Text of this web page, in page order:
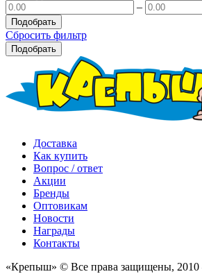
–
Подобрать
Сбросить фильтр
Подобрать
Доставка
Как купить
Вопрос / ответ
Акции
Бренды
Оптовикам
Новости
Награды
Контакты
«Крепыш» © Все права защищены, 2010